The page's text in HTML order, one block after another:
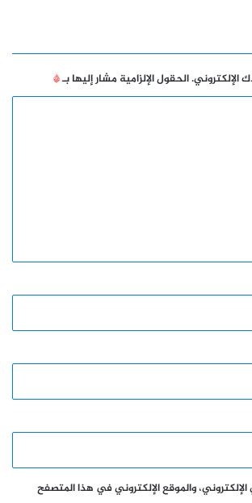
الإلكتروني.الحقول الإلزامية مشار إليها بـ*
والموقع الإلكتروني في هذا المتصفح